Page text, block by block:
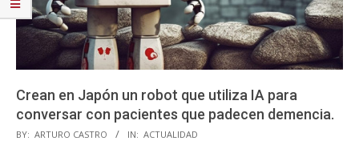
Crean en Japón un robot que utiliza IA para
conversar con pacientes que padecen demencia.
2023-
BY: ARTURO CASTRO IN: ACTUALIDAD